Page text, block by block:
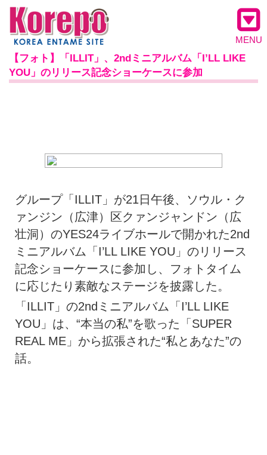
MENU
【フォト】「ILLIT」、2ndミニアルバム「I’LL LIKE
YOU」のリリース記念ショーケースに参加
グループ「ILLIT」が21日午後、ソウル・ク
ァンジン（広津）区クァンジャンドン（広
壮洞）のYES24ライブホールで開かれた2nd
ミニアルバム「I’LL LIKE YOU」のリリース
記念ショーケースに参加し、フォトタイム
に応じたり素敵なステージを披露した。
「ILLIT」の2ndミニアルバム「I’LL LIKE
YOU」は、“本当の私”を歌った「SUPER
REAL ME」から拡張された“私とあなた”の
話。